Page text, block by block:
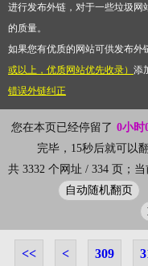
进行发布外链，对于一些垃圾网
的质量。
如果您有优质的网站可供发布外
或以上，优质网站优先收录） 添
错误外链纠正
您在本页已经停留了 0小时
完毕，15秒后就可以
共 3332 个网址 / 334 页；
自动随机翻页
<< < 309